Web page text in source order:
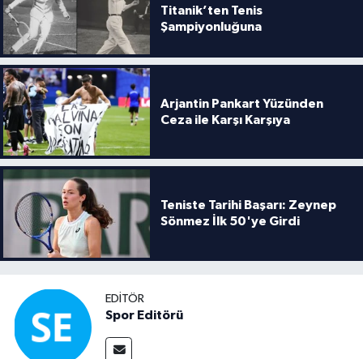
Titanik’ten Tenis
Şampiyonluğuna
Arjantin Pankart Yüzünden
Ceza ile Karşı Karşıya
Teniste Tarihi Başarı: Zeynep
Sönmez İlk 50'ye Girdi
EDITÖR
Spor Editörü